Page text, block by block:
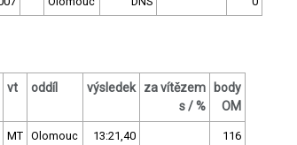
vt oddíl výsledek
za vítězem
s / %
body
OM
MT Olomouc 13:21,40 116